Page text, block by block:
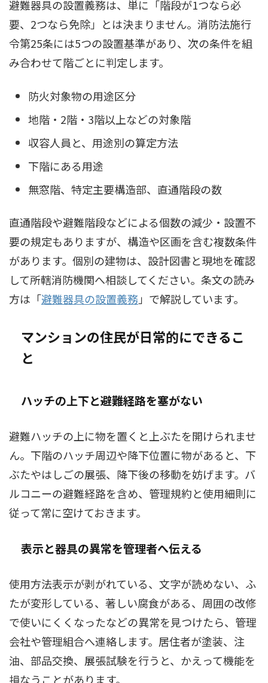
避難器具の設置義務は、単に「階段が1つなら必
要、2つなら免除」とは決まりません。消防法施行
令第25条には5つの設置基準があり、次の条件を組
み合わせて階ごとに判定します。
防火対象物の用途区分
地階・2階・3階以上などの対象階
収容人員と、用途別の算定方法
下階にある用途
無窓階、特定主要構造部、直通階段の数
直通階段や避難階段などによる個数の減少・設置不
要の規定もありますが、構造や区画を含む複数条件
があります。個別の建物は、設計図書と現地を確認
して所轄消防機関へ相談してください。条文の読み
方は「避難器具の設置義務 」で解説しています。
マンションの住民が日常的にできるこ
と
ハッチの上下と避難経路を塞がない
避難ハッチの上に物を置くと上ぶたを開けられませ
ん。下階のハッチ周辺や降下位置に物があると、下
ぶたやはしごの展張、降下後の移動を妨げます。バ
ルコニーの避難経路を含め、管理規約と使用細則に
従って常に空けておきます。
表示と器具の異常を管理者へ伝える
使用方法表示が剥がれている、文字が読めない、ふ
たが変形している、著しい腐食がある、周囲の改修
で使いにくくなったなどの異常を見つけたら、管理
会社や管理組合へ連絡します。居住者が塗装、注
油、部品交換、展張試験を行うと、かえって機能を
損なうことがあります。